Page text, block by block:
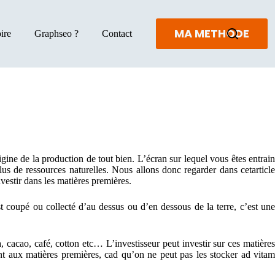
Graphseo ? Contact MA METHODE
de la production de tout bien. L’écran sur lequel vous êtes entrain
de ressources naturelles. Nous allons donc regarder dans cetarticle
dans les matières premières.
ou collecté d’au dessus ou d’en dessous de la terre, c’est une
cacao, café, cotton etc… L’investisseur peut investir sur ces matières
aux matières premières, cad qu’on ne peut pas les stocker ad vitam